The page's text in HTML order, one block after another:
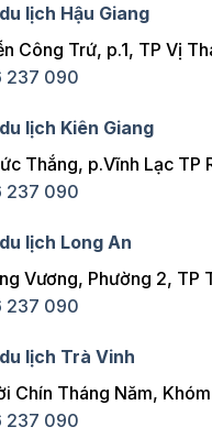
lịch Hậu Giang
Công Trứ, p.1, TP Vị
237 090
lịch Kiên Giang
Thắng, p.Vĩnh Lạc TP
237 090
lịch Long An
Vương, Phường 2, TP
237 090
lịch Trà Vinh
Chín Tháng Năm,
237 090